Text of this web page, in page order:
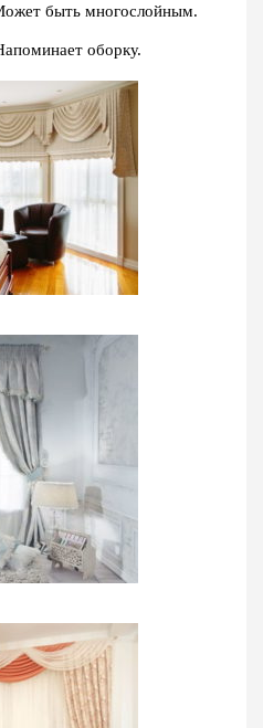
быть многослойным.
оборку.